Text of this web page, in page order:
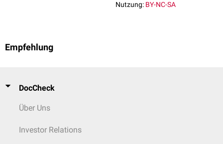
Nutzung: BY-NC-SA
Empfehlung
DocCheck
Über Uns
Investor Relations